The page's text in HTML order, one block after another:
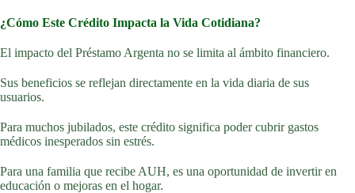
¿Cómo Este Crédito Impacta la Vida Cotidiana?
El impacto del Préstamo Argenta no se limita al ámbito financiero.
Sus beneficios se reflejan directamente en la vida diaria de sus
usuarios.
Para muchos jubilados, este crédito significa poder cubrir gastos
médicos inesperados sin estrés.
Para una familia que recibe AUH, es una oportunidad de invertir en
educación o mejoras en el hogar.